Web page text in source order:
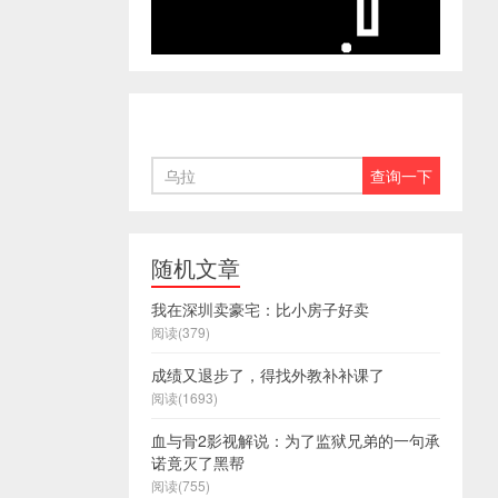
随机文章
我在深圳卖豪宅：比小房子好卖
阅读(379)
成绩又退步了，得找外教补补课了
阅读(1693)
血与骨2影视解说：为了监狱兄弟的一句承
诺竟灭了黑帮
阅读(755)